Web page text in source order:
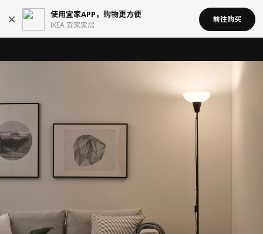
使用宜家APP，购物更方便
IKEA 宜家家居
前往购买